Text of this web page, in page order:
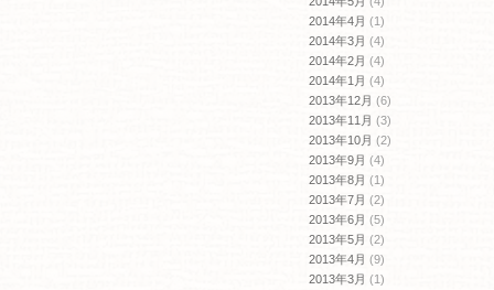
2014年4月 (1)
2014年3月 (4)
2014年2月 (4)
2014年1月 (4)
2013年12月 (6)
2013年11月 (3)
2013年10月 (2)
2013年9月 (4)
2013年8月 (1)
2013年7月 (2)
2013年6月 (5)
2013年5月 (2)
2013年4月 (9)
2013年3月 (1)